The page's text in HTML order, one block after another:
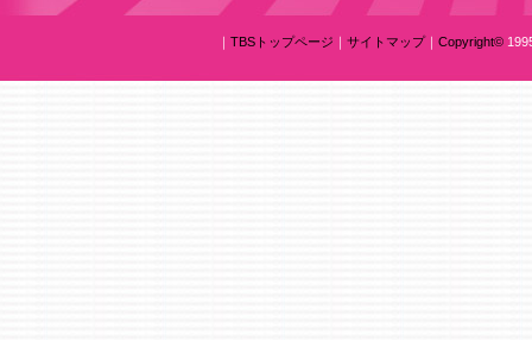
｜ TBSトップページ ｜ サイトマップ｜ Copyright©